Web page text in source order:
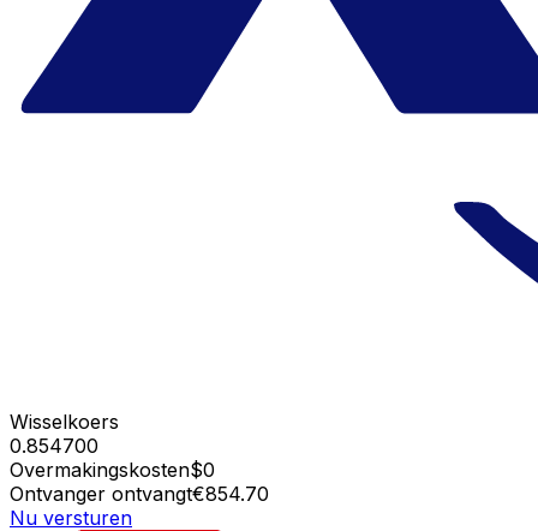
Wisselkoers
0.854700
Overmakingskosten$0
Ontvanger ontvangt€854.70
Nu versturen